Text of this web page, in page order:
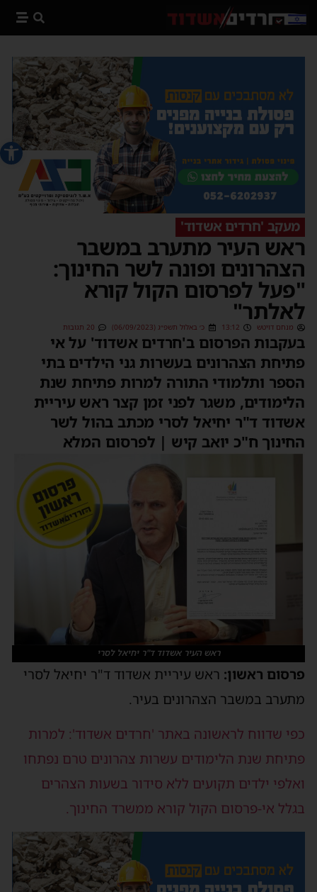
פתח
מעקב 'חרדים אשדוד'
ראש העיר מתערב במשבר
הצהרונים ופונה לשר החינוך:
"פעל לפרסום הקול ‏קורא
לאלתר"
מנחם דויטש 13:12 כ׳ באלול תשפ״ג (06/09/2023) 20 תגובות
בעקבות הפרסום ב'חרדים אשדוד' על אי
פתיחת הצהרונים בעשרות גני הילדים בתי
הספר ותלמודי התורה למרות פתיחת שנת
הלימודים, משגר לפני זמן קצר ראש עיריית
אשדוד ד"ר יחיאל לסרי מכתב בהול לשר
החינוך ח"כ יואב קיש | לפרסום המלא
ראש העיר אשדוד ד"ר יחיאל לסרי
פרסום ראשון: ראש עיריית אשדוד ד"ר יחיאל לסרי
מתערב במשבר הצהרונים בעיר.
כפי שדווח לראשונה באתר 'חרדים אשדוד': למרות
פתיחת שנת הלימודים עשרות צהרונים טרם נפתחו
ואלפי ילדים תקועים ללא סידור בשעות הצהרים
בגלל אי-פרסום הקול קורא ממשרד החינוך.